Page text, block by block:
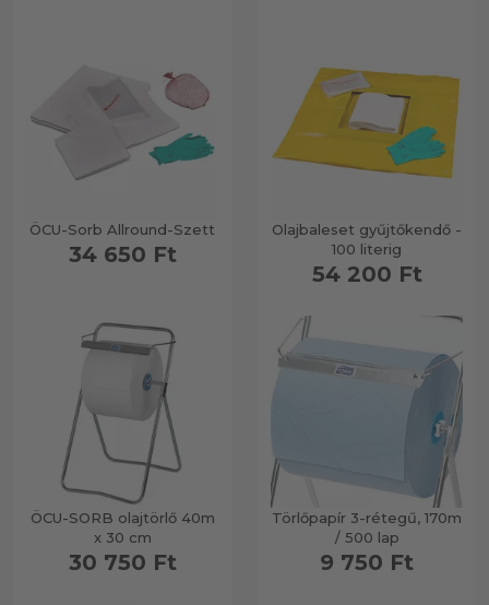
ÖCU-Sorb Allround-Szett
34 650 Ft
Olajbaleset gyűjtőkendő -
100 literig
54 200 Ft
ÖCU-SORB olajtörlő 40m
x 30 cm
30 750 Ft
Törlőpapír 3-rétegű, 170m
/ 500 lap
9 750 Ft